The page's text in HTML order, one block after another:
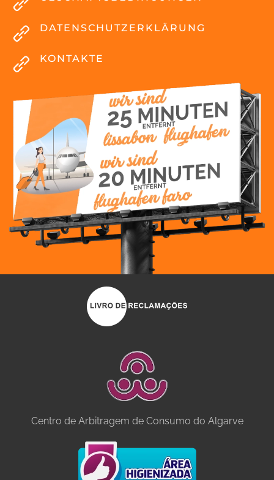
DATENSCHUTZERKLÄRUNG
KONTAKTE
Centro de Arbitragem de Consumo do Algarve